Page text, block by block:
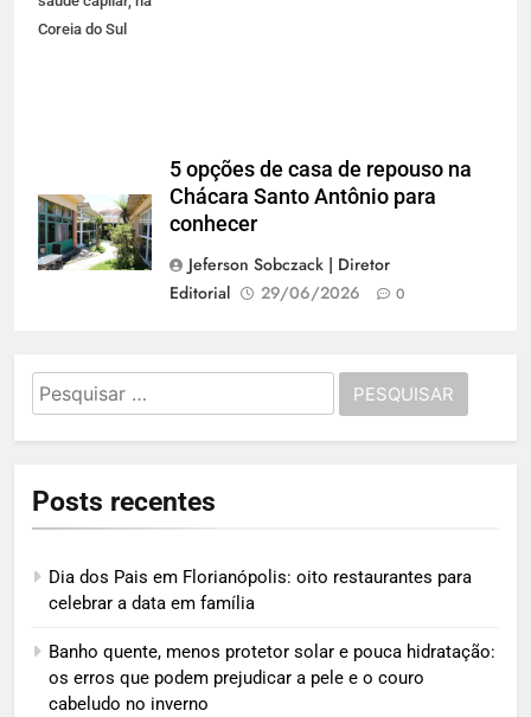
Coreia do Sul
5 opções de casa de repouso na
Chácara Santo Antônio para
conhecer
Jeferson Sobczack | Diretor
Editorial
29/06/2026 0
Pesquisar
por:
Posts recentes
Dia dos Pais em Florianópolis: oito restaurantes para
celebrar a data em família
Banho quente, menos protetor solar e pouca hidratação:
os erros que podem prejudicar a pele e o couro
cabeludo no inverno